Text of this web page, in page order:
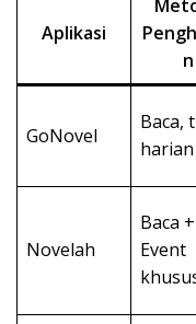
Aplikasi
n
GoNovel
Baca,
harian
Novelah
Baca +
Event